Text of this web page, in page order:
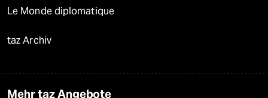
Le Monde diplomatique
taz Archiv
Mehr taz Angebote